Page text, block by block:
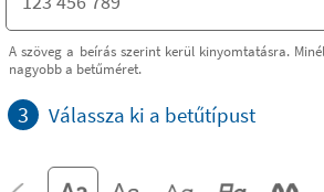
A szöveg a beírás szerint kerül kinyomtatásra.
nagyobb a betűméret.
3 Válassza ki a betűtípust